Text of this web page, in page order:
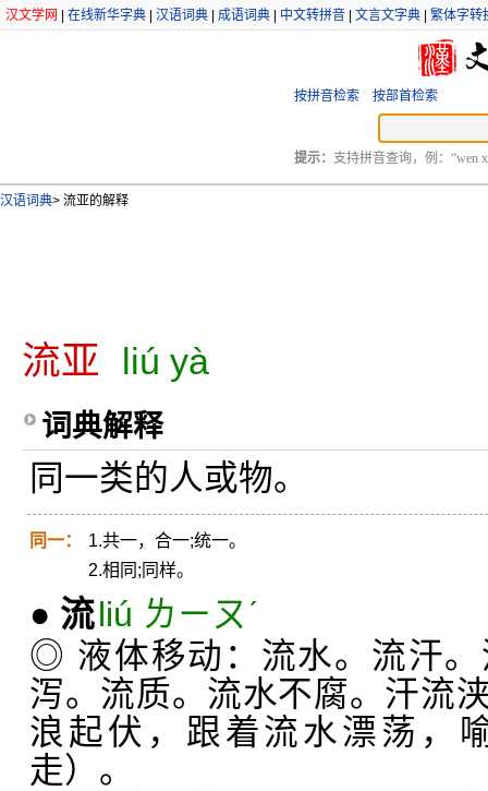
汉文学网 在线新华字典 汉语词典 成语词典 中文转拼音 文言文字典 繁体字转
按拼音检索 按部首检索
提示： 支持拼音查询，例：“wen
汉语词典> 流亚的解释
流亚 liú yà
词典解释
同一类的人或物。
同一：
1.共一，合一;统一。
2.相同;同样。
● 流liú ㄌㄧㄡˊ
◎ 液体移动：流水。流汗
泻。流质。流水不腐。汗流
浪起伏，跟着流水漂荡，
走）。